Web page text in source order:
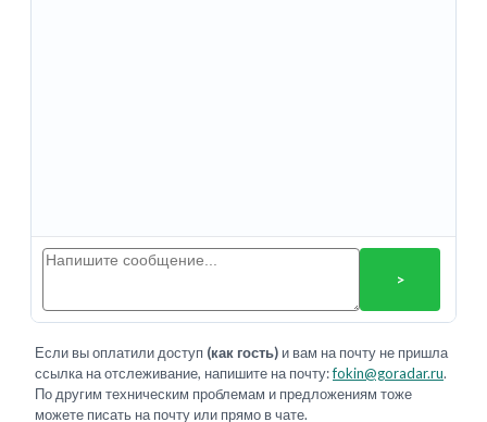
>
Если вы оплатили доступ (как гость) и вам на почту не пришла
ссылка на отслеживание, напишите на почту:fokin@goradar.ru.
По другим техническим проблемам и предложениям тоже
можете писать на почту или прямо в чате.